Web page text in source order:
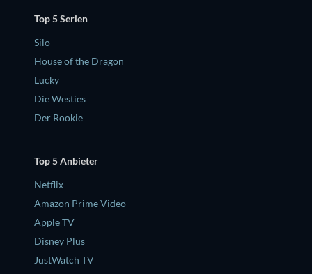
Top 5 Serien
Silo
House of the Dragon
Lucky
Die Westies
Der Rookie
Top 5 Anbieter
Netflix
Amazon Prime Video
Apple TV
Disney Plus
JustWatch TV